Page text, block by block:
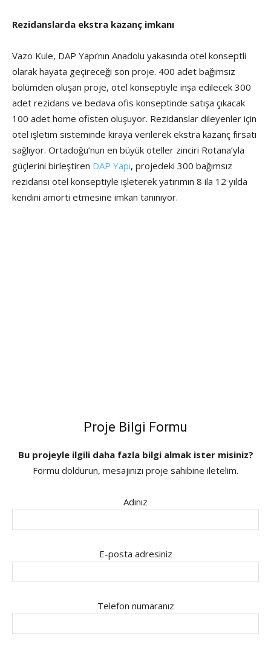
Rezidanslarda ekstra kazanç imkanı
Vazo Kule, DAP Yapı’nın Anadolu yakasında otel konseptli
olarak hayata geçireceği son proje. 400 adet bağımsız
bölümden oluşan proje, otel konseptiyle inşa edilecek 300
adet rezidans ve bedava ofis konseptinde satışa çıkacak
100 adet home ofisten oluşuyor. Rezidanslar dileyenler için
otel işletim sisteminde kiraya verilerek ekstra kazanç fırsatı
sağlıyor. Ortadoğu’nun en büyük oteller zinciri Rotana’yla
güçlerini birleştiren DAP Yapı, projedeki 300 bağımsız
rezidansı otel konseptiyle işleterek yatırımın 8 ila 12 yılda
kendini amorti etmesine imkan tanınıyor.
Proje Bilgi Formu
Bu projeyle ilgili daha fazla bilgi almak ister misiniz?
Formu doldurun, mesajınızı proje sahibine iletelim.
Adınız
E-posta adresiniz
Telefon numaranız